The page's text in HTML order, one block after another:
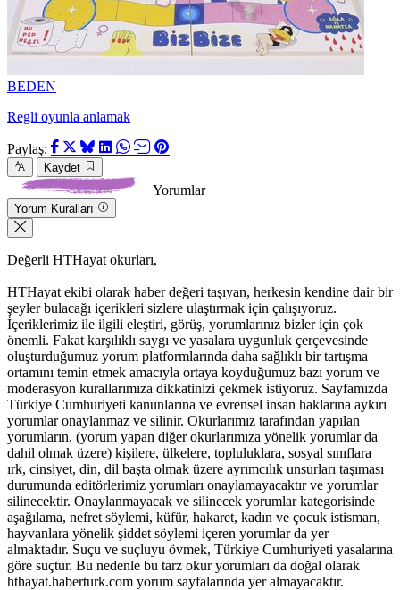
BEDEN
Regli oyunla anlamak
Paylaş:
Kaydet
Yorumlar
Yorum Kuralları
Değerli HTHayat okurları,
HTHayat ekibi olarak haber değeri taşıyan, herkesin kendine dair bir
şeyler bulacağı içerikleri sizlere ulaştırmak için çalışıyoruz.
İçeriklerimiz ile ilgili eleştiri, görüş, yorumlarınız bizler için çok
önemli. Fakat karşılıklı saygı ve yasalara uygunluk çerçevesinde
oluşturduğumuz yorum platformlarında daha sağlıklı bir tartışma
ortamını temin etmek amacıyla ortaya koyduğumuz bazı yorum ve
moderasyon kurallarımıza dikkatinizi çekmek istiyoruz. Sayfamızda
Türkiye Cumhuriyeti kanunlarına ve evrensel insan haklarına aykırı
yorumlar onaylanmaz ve silinir. Okurlarımız tarafından yapılan
yorumların, (yorum yapan diğer okurlarımıza yönelik yorumlar da
dahil olmak üzere) kişilere, ülkelere, topluluklara, sosyal sınıflara
ırk, cinsiyet, din, dil başta olmak üzere ayrımcılık unsurları taşıması
durumunda editörlerimiz yorumları onaylamayacaktır ve yorumlar
silinecektir. Onaylanmayacak ve silinecek yorumlar kategorisinde
aşağılama, nefret söylemi, küfür, hakaret, kadın ve çocuk istismarı,
hayvanlara yönelik şiddet söylemi içeren yorumlar da yer
almaktadır. Suçu ve suçluyu övmek, Türkiye Cumhuriyeti yasalarına
göre suçtur. Bu nedenle bu tarz okur yorumları da doğal olarak
hthayat.haberturk.com yorum sayfalarında yer almayacaktır.